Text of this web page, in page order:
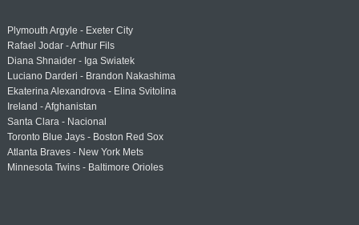
Plymouth Argyle - Exeter City
Rafael Jodar - Arthur Fils
Diana Shnaider - Iga Swiatek
Luciano Darderi - Brandon Nakashima
Ekaterina Alexandrova - Elina Svitolina
Ireland - Afghanistan
Santa Clara - Nacional
Toronto Blue Jays - Boston Red Sox
Atlanta Braves - New York Mets
Minnesota Twins - Baltimore Orioles